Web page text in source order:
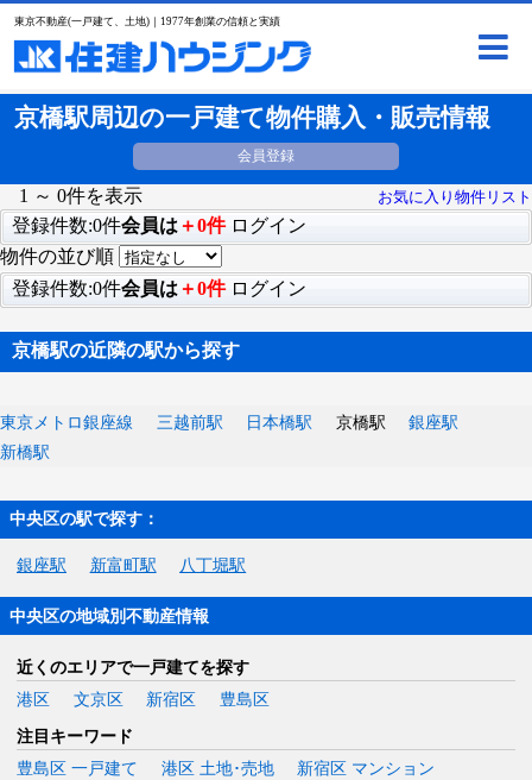
東京不動産(一戸建て、土地)｜1977年創業の信頼と実績
京橋駅周辺の一戸建て物件購入・販売情報
会員登録
1 ～ 0件を表示 お気に入り物件リスト
登録件数:0件会員は ＋0件 ログイン
物件の並び順
登録件数:0件会員は ＋0件 ログイン
京橋駅の近隣の駅から探す
東京メトロ銀座線 三越前駅 日本橋駅 京橋駅
銀座駅
新橋駅
中央区の駅で探す：
銀座駅 新富町駅 八丁堀駅
中央区の地域別不動産情報
近くのエリアで一戸建てを探す
港区
文京区 新宿区 豊島区
注目キーワード
豊島区 一戸建て
港区 土地･売地 新宿区 マンション